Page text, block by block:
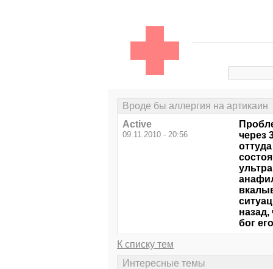
Вроде бы аллергия на артикаин
Active
09.11.2010 - 20:56
через
назад,
бог
К списку тем
Интересные темы